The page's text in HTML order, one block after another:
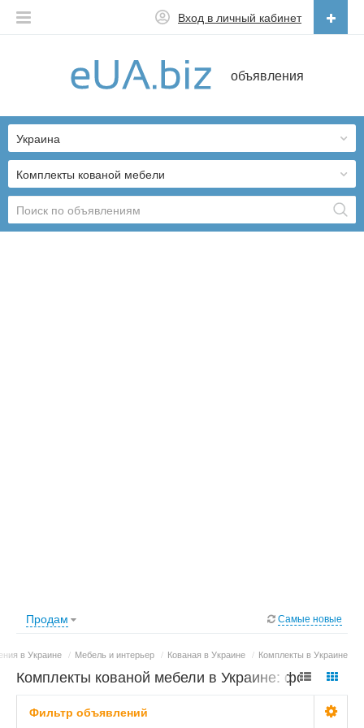
объявления
Вход в личный кабинет
Українська
Комплекты кованой мебели
Украина
Продам Самые новые
в Украине / Мебель и интерьер / Кованая в Украине / Комплекты в Украине
Комплекты кованой мебели в Украине: фото,
цены
Фильтр объявлений